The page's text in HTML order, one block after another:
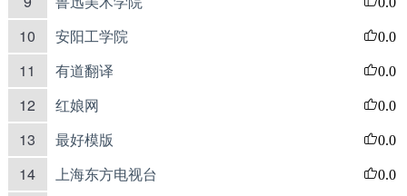
10 安阳工学院 0.0
11 有道翻译 0.0
12 红娘网 0.0
13 最好模版 0.0
14 上海东方电视台 0.0